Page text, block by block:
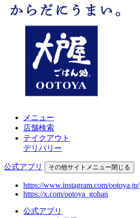
メニュー
店舗検索
テイクアウト
デリバリー
公式アプリ その他サイトメニュー閉じる
https://www.instagram.com/ootoya.jp/
https://x.com/ootoya_gohan
公式アプリ